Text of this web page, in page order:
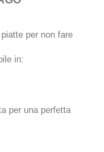
per non fare
in:
per una perfetta